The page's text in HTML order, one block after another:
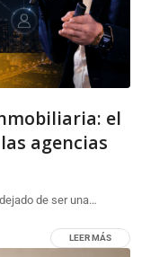
el
agencias
de ser una…
LEER MÁS